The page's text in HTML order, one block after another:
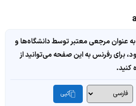
عنوان مرجعی معتبر توسط دانشگاه‌ها و
برای رفرنس به این صفحه می‌توانید از
کنید.
کپی